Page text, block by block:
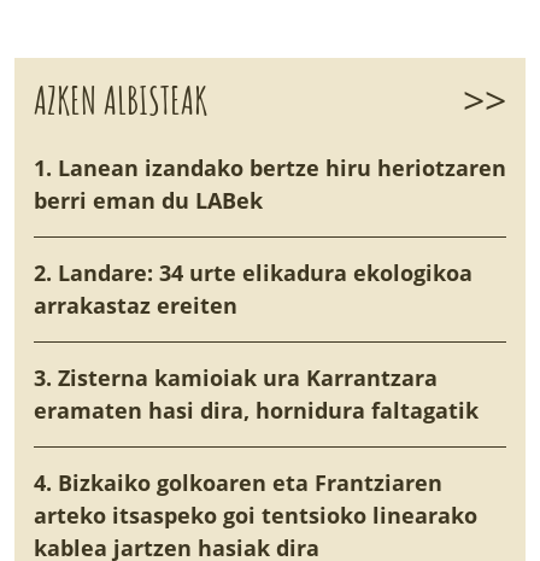
AZKEN ALBISTEAK >>
1. Lanean izandako bertze hiru heriotzaren
berri eman du LABek
2. Landare: 34 urte elikadura ekologikoa
arrakastaz ereiten
3. Zisterna kamioiak ura Karrantzara
eramaten hasi dira, hornidura faltagatik
4. Bizkaiko golkoaren eta Frantziaren
arteko itsaspeko goi tentsioko linearako
kablea jartzen hasiak dira